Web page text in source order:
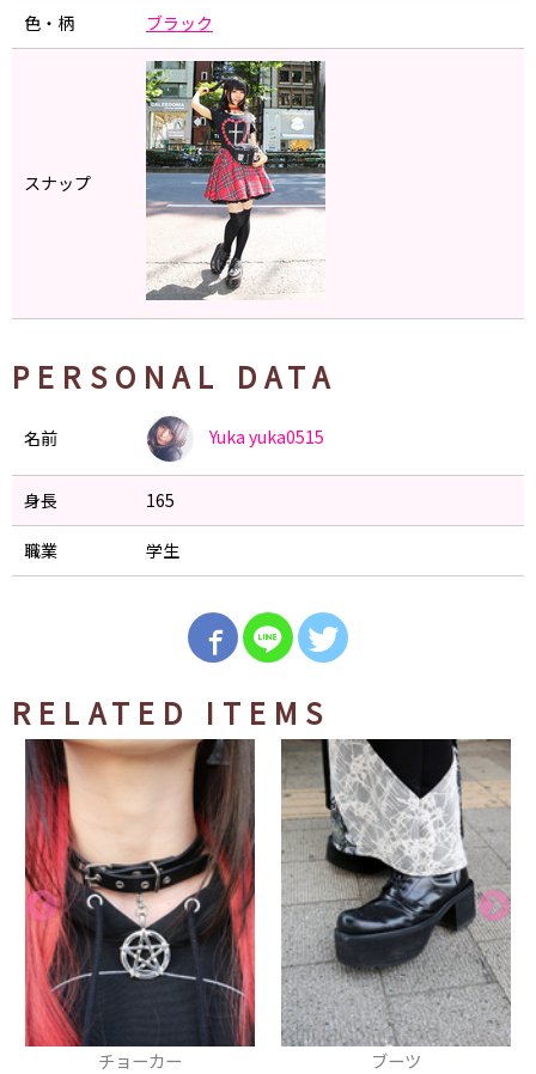
色・柄 ブラック
スナップ
PERSONAL DATA
名前 Yuka yuka0515
身長 165
職業 学生
RELATED ITEMS
ブーツ リング